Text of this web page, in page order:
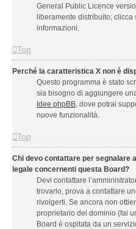
General Public Licence
liberamente distribuito;
informazioni.
Top
Perché la caratteristica X non è
Questo programma è stato
sia bisogno di aggiungere
Idee phpBB, dove potrai
nuove funzionalità.
Top
Chi devo contattare per segnalare
legale concernenti questa Board?
Devi contattare
trovarlo, prova a contattare
rivolgerti. Se ancora non
proprietario del dominio (fai
Board è ospitata da un